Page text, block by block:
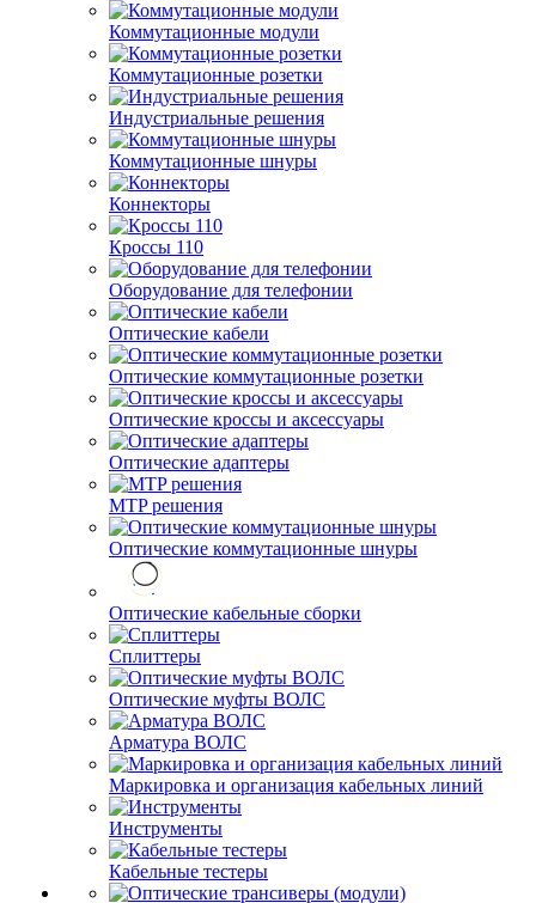
Коммутационные модули
Коммутационные розетки
Индустриальные решения
Коммутационные шнуры
Коннекторы
Кроссы 110
Оборудование для телефонии
Оптические кабели
Оптические коммутационные розетки
Оптические кроссы и аксессуары
Оптические адаптеры
MTP решения
Оптические коммутационные шнуры
Оптические кабельные сборки
Сплиттеры
Оптические муфты ВОЛС
Арматура ВОЛС
Маркировка и организация кабельных линий
Инструменты
Кабельные тестеры